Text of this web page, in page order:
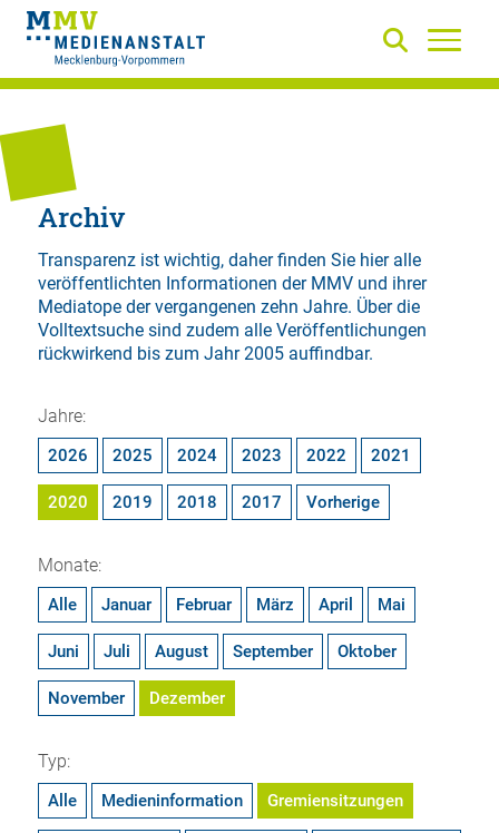
Archiv
Transparenz ist wichtig, daher finden Sie hier alle
veröffentlichten Informationen der MMV und ihrer
Mediatope der vergangenen zehn Jahre. Über die
Volltextsuchesind zudem alle Veröffentlichungen
rückwirkend bis zum Jahr 2005 auffindbar.
Jahre:
2026 2025 2024 2023 2022 2021
2020 2019 2018 2017 Vorherige
Monate:
Alle Januar Februar März April Mai
Juni Juli August September Oktober
November Dezember
Typ:
Alle Medieninformation Gremiensitzungen